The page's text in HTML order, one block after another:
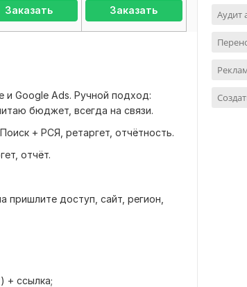
Заказать Заказать
и Google Ads. Ручной подход:
бюджет, всегда на связи.
+ РСЯ, ретаргет, отчётность.
отчёт.
пришлите доступ, сайт, регион,
+ ссылка;
Аудит